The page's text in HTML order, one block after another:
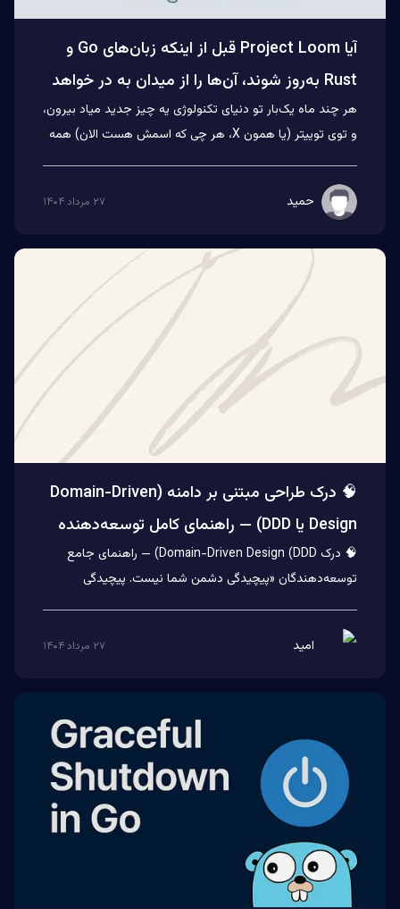
آیا Project Loom قبل از اینکه زبان‌های Go و
Rust به‌روز شوند، آن‌ها را از میدان به در خواهد
کرد؟
هر چند ماه یک‌بار تو دنیای تکنولوژی یه چیز جدید میاد بیرون،
و توی توییتر (یا همون X، هر چی که اسمش هست الان) همه
حمید ۲۷ مرداد ۱۴۰۴
🧠 درک طراحی مبتنی بر دامنه (Domain-Driven
Design یا DDD) — راهنمای کامل توسعه‌دهنده
🧠 درک Domain-Driven Design (DDD) — راهنمای جامع
توسعه‌دهندگان «پیچیدگی دشمن شما نیست. پیچیدگی
امید ۲۷ مرداد ۱۴۰۴